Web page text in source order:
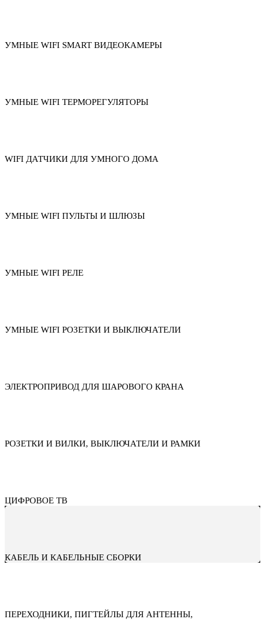
УМНЫЕ WIFI SMART ВИДЕОКАМЕРЫ
УМНЫЕ WIFI ТЕРМОРЕГУЛЯТОРЫ
WIFI ДАТЧИКИ ДЛЯ УМНОГО ДОМА
УМНЫЕ WIFI ПУЛЬТЫ И ШЛЮЗЫ
УМНЫЕ WIFI РЕЛЕ
УМНЫЕ WIFI РОЗЕТКИ И ВЫКЛЮЧАТЕЛИ
ЭЛЕКТРОПРИВОД ДЛЯ ШАРОВОГО КРАНА
РОЗЕТКИ И ВИЛКИ, ВЫКЛЮЧАТЕЛИ И РАМКИ
ЦИФРОВОЕ ТВ
КАБЕЛЬ И КАБЕЛЬНЫЕ СБОРКИ
ПЕРЕХОДНИКИ, ПИГТЕЙЛЫ ДЛЯ АНТЕННЫ,